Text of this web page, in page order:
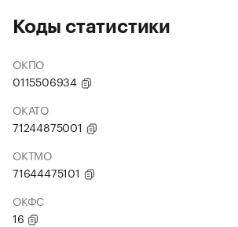
Коды статистики
ОКПО
0115506934
ОКАТО
71244875001
ОКТМО
71644475101
ОКФС
16